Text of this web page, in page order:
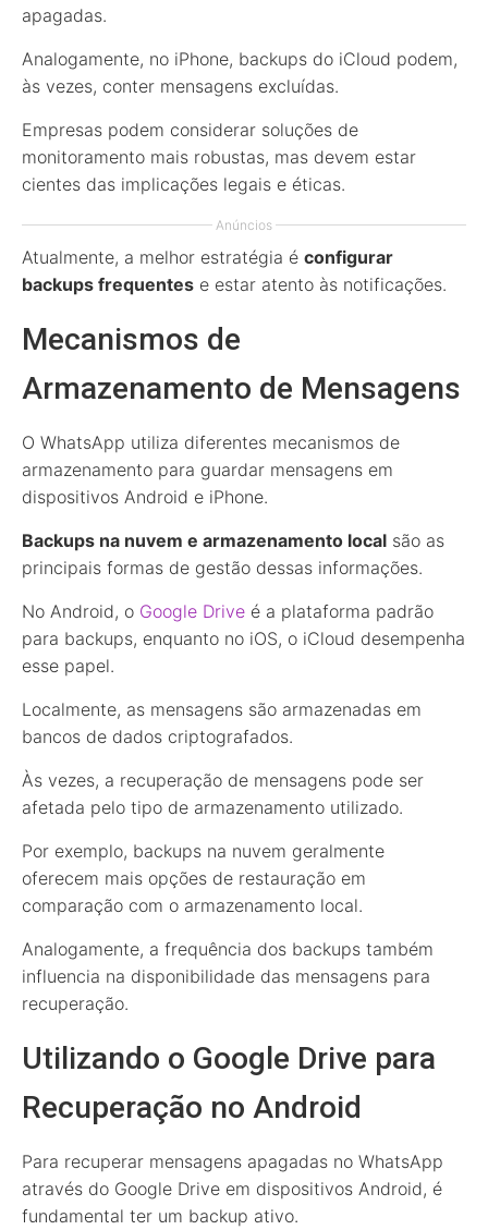
apagadas.
Analogamente, no iPhone, backups do iCloud podem,
às vezes, conter mensagens excluídas.
Empresas podem considerar soluções de
monitoramento mais robustas, mas devem estar
cientes das implicações legais e éticas.
Anúncios
Atualmente, a melhor estratégia é configurar
backups frequentes e estar atento às notificações.
Mecanismos de
Armazenamento de Mensagens
O WhatsApp utiliza diferentes mecanismos de
armazenamento para guardar mensagens em
dispositivos Android e iPhone.
Backups na nuvem e armazenamento local são as
principais formas de gestão dessas informações.
No Android, o Google Drive é a plataforma padrão
para backups, enquanto no iOS, o iCloud desempenha
esse papel.
Localmente, as mensagens são armazenadas em
bancos de dados criptografados.
Às vezes, a recuperação de mensagens pode ser
afetada pelo tipo de armazenamento utilizado.
Por exemplo, backups na nuvem geralmente
oferecem mais opções de restauração em
comparação com o armazenamento local.
Analogamente, a frequência dos backups também
influencia na disponibilidade das mensagens para
recuperação.
Utilizando o Google Drive para
Recuperação no Android
Para recuperar mensagens apagadas no WhatsApp
através do Google Drive em dispositivos Android, é
fundamental ter um backup ativo.